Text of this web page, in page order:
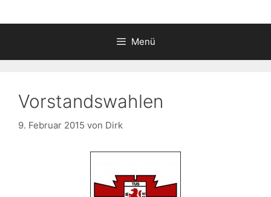
Menü
Vorstandswahlen
9. Februar 2015 von Dirk